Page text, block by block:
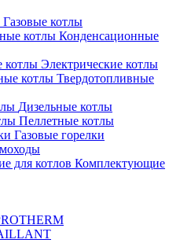
Газовые котлы
Конденсационные
Электрические котлы
Твердотопливные
Дизельные котлы
Пеллетные котлы
Газовые горелки
Комплектующие